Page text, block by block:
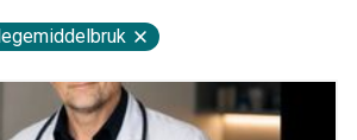
legemiddelbruk